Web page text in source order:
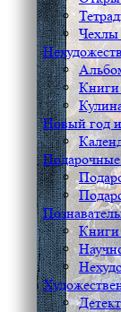
Чехлы
Книги
Новый год
Книги